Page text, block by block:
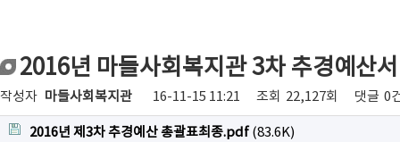
2016년 마들사회복지관 3차 추경예산
작성자 마들사회복지관 16-11-15 11:21 조회 22,127회 댓글 0
2016년 제3차 추경예산 총괄표최종.pdf (83.6K)